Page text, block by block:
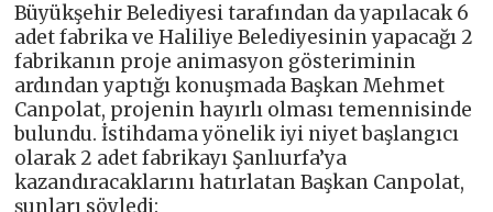
Büyükşehir Belediyesi tarafından da yapılacak 6
adet fabrika ve Haliliye Belediyesinin yapacağı 2
fabrikanın proje animasyon gösteriminin
ardından yaptığı konuşmada Başkan Mehmet
Canpolat, projenin hayırlı olması temennisinde
bulundu. İstihdama yönelik iyi niyet başlangıcı
olarak 2 adet fabrikayı Şanlıurfa’ya
kazandıracaklarını hatırlatan Başkan Canpolat,
şunları söyledi: